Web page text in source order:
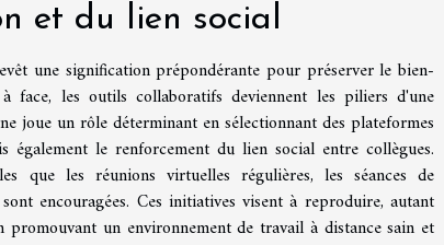
et du lien social
une signification prépondérante pour préserver le bien-
face, les outils collaboratifs deviennent les piliers d'une
joue un rôle déterminant en sélectionnant des plateformes
le renforcement du lien social entre collègues.
que les réunions virtuelles régulières, les séances de
encouragées. Ces initiatives visent à reproduire, autant
un environnement de travail à distance sain et